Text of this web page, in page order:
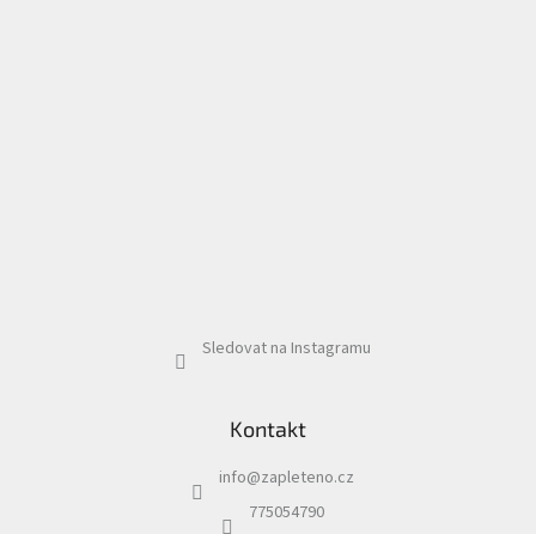
Sledovat na Instagramu
Kontakt
info@zapleteno.cz
775054790